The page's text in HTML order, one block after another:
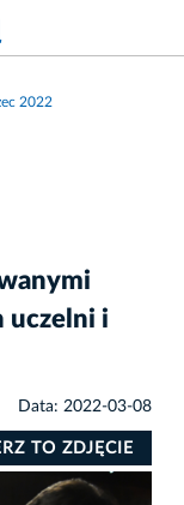
2022
uczelni i
Data: 2022-03-08
TO ZDJĘCIE